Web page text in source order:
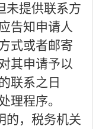
未提供联系方
告知申请人
式或者邮寄
其申请予以
联系之日
理程序。
的，税务机关